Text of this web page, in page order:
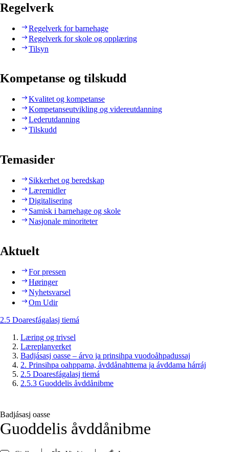
Regelverk
Regelverk for barnehage
Regelverk for skole og opplæring
Tilsyn
Kompetanse og tilskudd
Kvalitet og kompetanse
Kompetanseutvikling og videreutdanning
Lederutdanning
Tilskudd
Temasider
Sikkerhet og beredskap
Læremidler
Digitalisering
Samisk i barnehage og skole
Nasjonale minoriteter
Aktuelt
For pressen
Høringer
Nyhetsvarsel
Om Udir
2.5 Doaresfágalasj tiemá
Læring og trivsel
Læreplanverket
Badjásasj oasse – árvo ja prinsihpa vuodoåhpadussaj
2. Prinsihpa oahppama, åvddånahttema ja ávddama hárráj
2.5 Doaresfágalasj tiemá
2.5.3 Guoddelis åvddånibme
Badjásasj oasse
Guoddelis åvddånibme